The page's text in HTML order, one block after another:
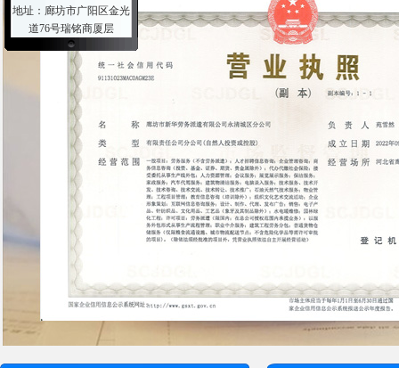
地址：廊坊市广阳区金光
道76号瑞铭商厦层